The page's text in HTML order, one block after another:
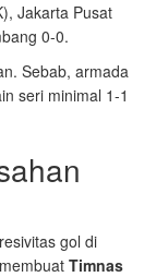
Jakarta Pusat
0-0.
Sebab, armada
seri minimal 1-1
gol di
Timnas